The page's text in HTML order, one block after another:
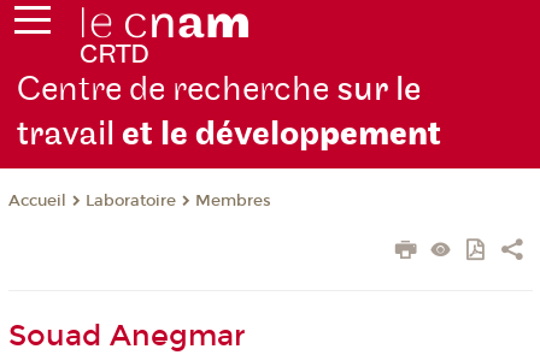
Centre de recherche sur le
travailet le développement
Accueil Laboratoire Membres
Souad Anegmar